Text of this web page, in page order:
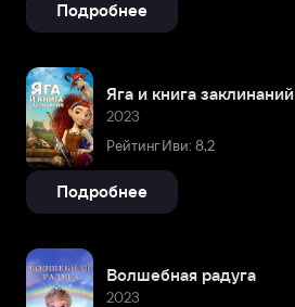
Подробнее
Яга и книга заклинаний
2023
Рейтинг Иви: 8,2
Подробнее
Волшебная радуга
2023